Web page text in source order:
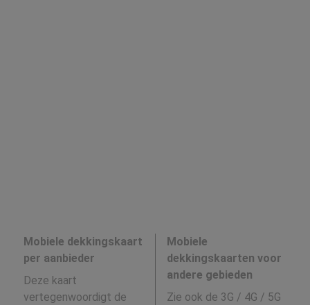
Mobiele dekkingskaart
per aanbieder
Deze kaart
vertegenwoordigt de
Mobiele
dekkingskaarten voor
andere gebieden
Zie ook de 3G / 4G / 5G